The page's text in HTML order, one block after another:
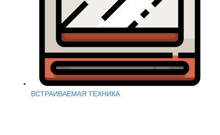
ВСТРАИВАЕМАЯ ТЕХНИКА